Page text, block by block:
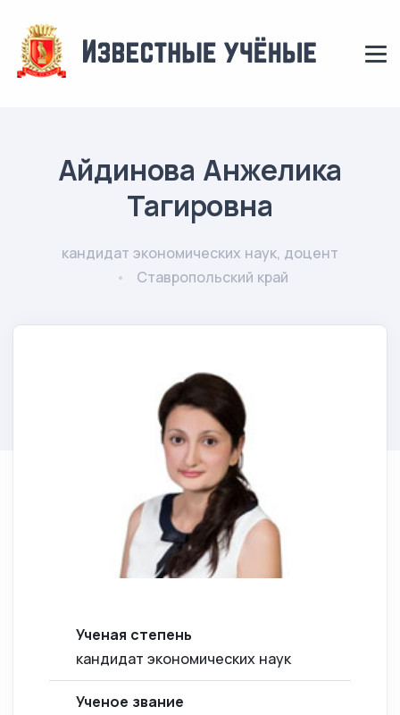
Айдинова Анжелика
Тагировна
кандидат экономических наук, доцент
Ставропольский край
Ученая степень
кандидат экономических наук
Ученое звание